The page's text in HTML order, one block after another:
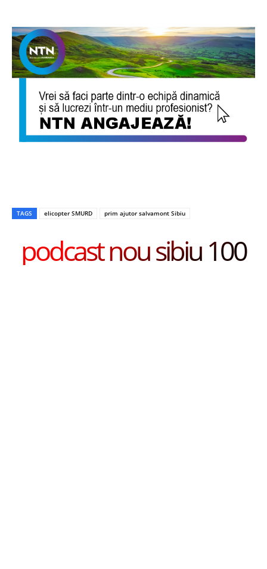
TAGS elicopter SMURD prim ajutor salvamont Sibiu
podcast nou sibiu 100